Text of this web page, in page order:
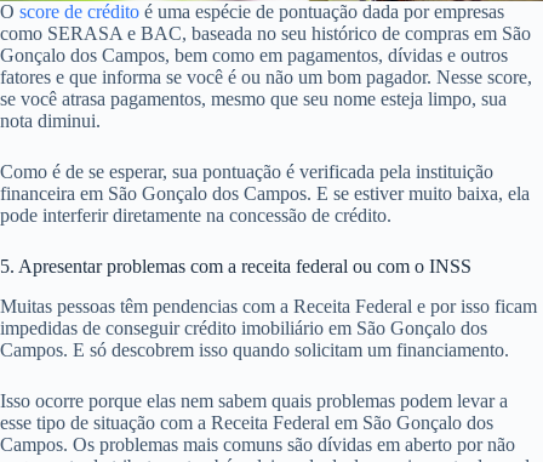
O score de crédito é uma espécie de pontuação dada por empresas
como SERASA e BAC, baseada no seu histórico de compras em São
Gonçalo dos Campos, bem como em pagamentos, dívidas e outros
fatores e que informa se você é ou não um bom pagador. Nesse score,
se você atrasa pagamentos, mesmo que seu nome esteja limpo, sua
nota diminui.
Como é de se esperar, sua pontuação é verificada pela instituição
financeira em São Gonçalo dos Campos. E se estiver muito baixa, ela
pode interferir diretamente na concessão de crédito.
5. Apresentar problemas com a receita federal ou com o INSS
Muitas pessoas têm pendencias com a Receita Federal e por isso ficam
impedidas de conseguir crédito imobiliário em São Gonçalo dos
Campos. E só descobrem isso quando solicitam um financiamento.
Isso ocorre porque elas nem sabem quais problemas podem levar a
esse tipo de situação com a Receita Federal em São Gonçalo dos
Campos. Os problemas mais comuns são dívidas em aberto por não